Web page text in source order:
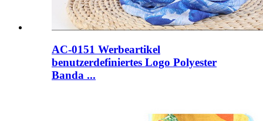
AC-0151 Werbeartikel
benutzerdefiniertes Logo Polyester
Banda ...